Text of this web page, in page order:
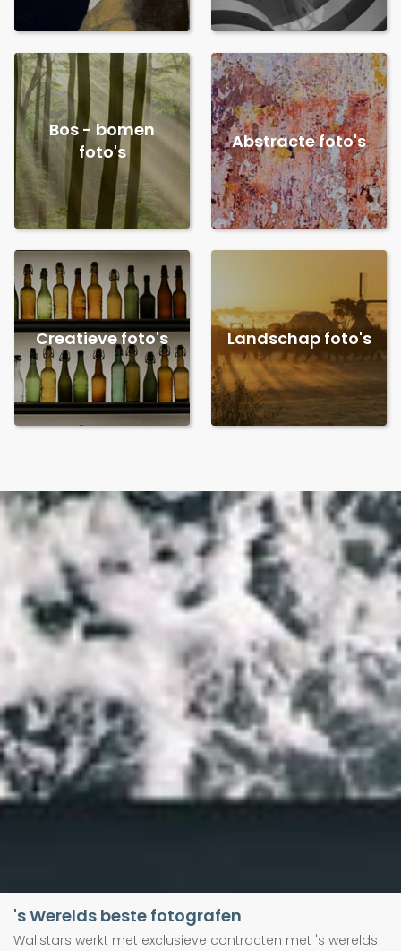
Bos - bomen
foto's
Abstracte foto's
Creatieve foto's Landschap foto's
's Werelds beste fotografen
Wallstars werkt met exclusieve contracten met 's werelds